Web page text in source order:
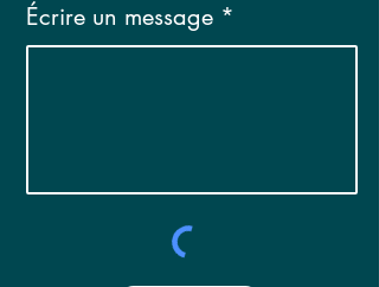
Écrire un message